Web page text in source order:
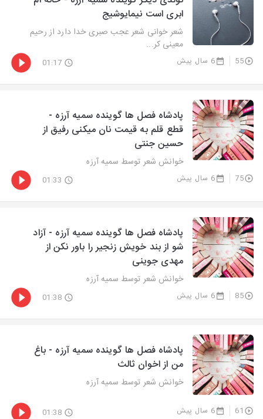
ابری است نیمایوشیج
شعر خوانی شعر عجب صبری خدا دارد از رحیم
معینی کر...
55 6 سال پیش 01:17
پادشاه فصل ها گوینده سمیه آرزه -
قطع قلم به قیمت نان میکنی رفیق از
حسین جنتی
خوانش شعر توسط سمیه آرزه
75 6 سال پیش 01:33
پادشاه فصل ها گوینده سمیه آرزه - آزاد
شو از بند خویش زنجیر را باور نکن از
مهدی جوینی
خوانش شعر توسط سمیه آرزه
85 6 سال پیش 01:38
پادشاه فصل ها گوینده سمیه آرزه - باغ
من از اخوان ثالث
خوانش شعر توسط سمیه آرزه
61 6 سال پیش 01:38